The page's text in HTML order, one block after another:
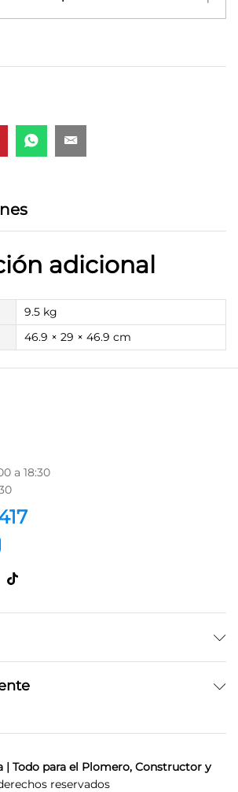
adicional
9.5 kg
46.9 × 29 × 46.9 cm
a 18:30
| Todo para el Plomero, Constructor y
reservados